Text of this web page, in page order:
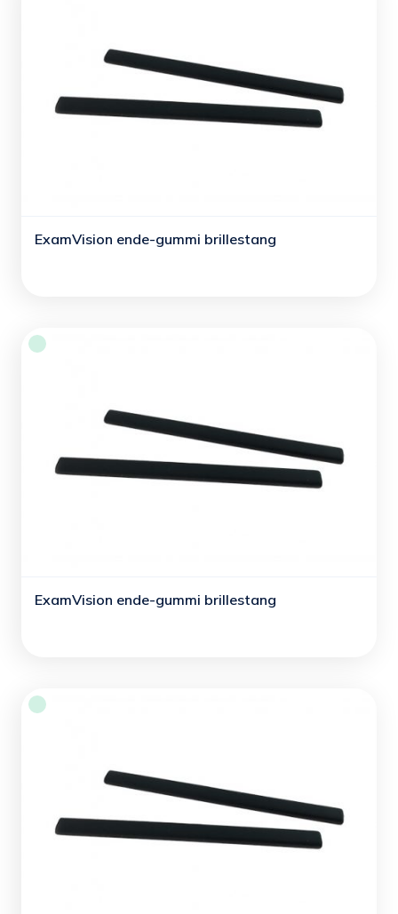
ExamVision ende-gummi brillestang
ExamVision ende-gummi brillestang